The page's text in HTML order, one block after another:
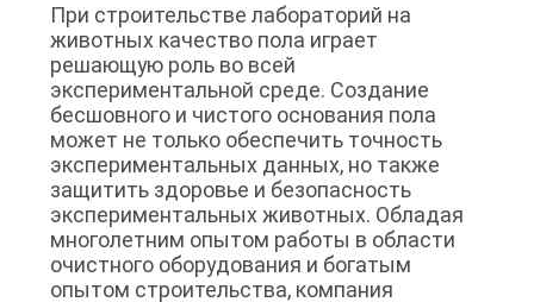
СЛУЧАИ
ЗАПРОС
ЦЕНЫ
КАРТА
САЙТА
При строительстве лабораторий на
животных качество пола играет
решающую роль во всей
экспериментальной среде. Создание
бесшовного и чистого основания пола
может не только обеспечить точность
экспериментальных данных, но также
защитить здоровье и безопасность
экспериментальных животных. Обладая
многолетним опытом работы в области
очистного оборудования и богатым
опытом строительства, компания